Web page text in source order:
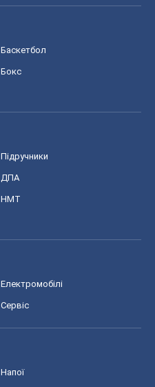
Баскетбол
Бокс
Підручники
ДПА
НМТ
Електромобілі
Сервіс
Напої